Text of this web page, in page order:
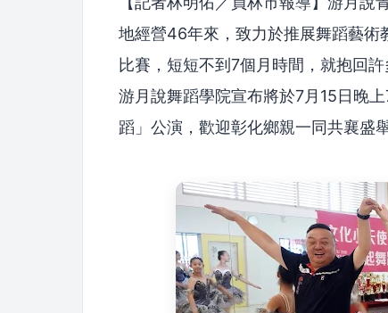
地經營46年來，致力於推展舞蹈藝術
比賽，短短不到7個月時間，就抱回
游月說舞蹈學院宣布將於7月15日晚
蹈」公演，歡迎彰化鄉親一同共襄盛舉